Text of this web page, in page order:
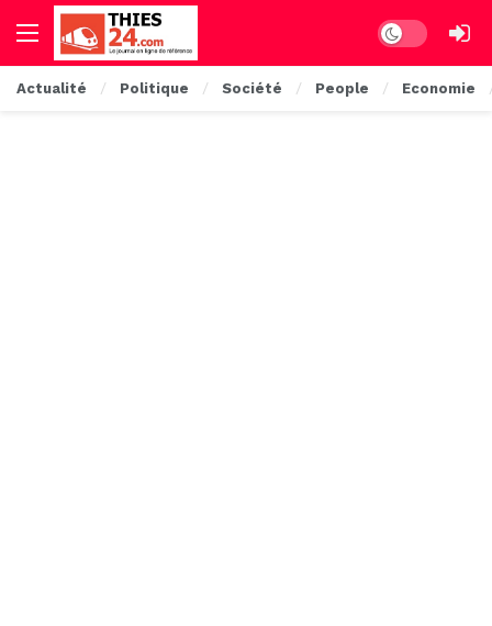
Dark mode
Actualité Politique Société People Economie